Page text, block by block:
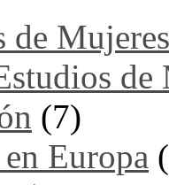
de Mujeres
de
(7)
Europa